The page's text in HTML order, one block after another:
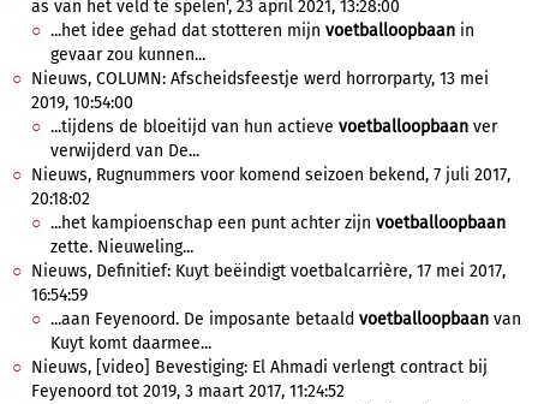
as van het veld te spelen', 23 april 2021, 13:28:00
...het idee gehad dat stotteren mijn voetballoopbaan in
gevaar zou kunnen...
Nieuws, COLUMN: Afscheidsfeestje werd horrorparty, 13 mei
2019, 10:54:00
...tijdens de bloeitijd van hun actieve voetballoopbaan ver
verwijderd van De...
Nieuws, Rugnummers voor komend seizoen bekend, 7 juli 2017,
20:18:02
...het kampioenschap een punt achter zijn voetballoopbaan
zette. Nieuweling...
Nieuws, Definitief: Kuyt beëindigt voetbalcarrière, 17 mei 2017,
16:54:59
...aan Feyenoord. De imposante betaald voetballoopbaan van
Kuyt komt daarmee...
Nieuws, [video] Bevestiging: El Ahmadi verlengt contract bij
Feyenoord tot 2019, 3 maart 2017, 11:24:52